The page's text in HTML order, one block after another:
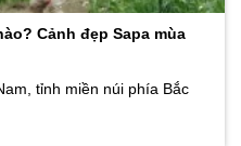
Cảnh đẹp Sapa mùa
tỉnh miền núi phía Bắc